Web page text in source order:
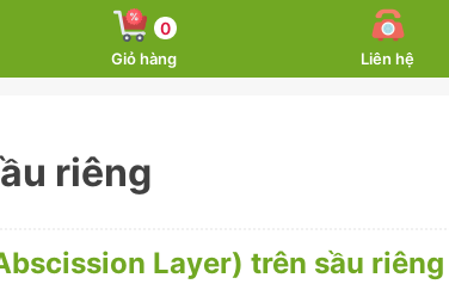
0
Giỏ hàng Liên hệ
riêng
Layer) trên sầu riêng